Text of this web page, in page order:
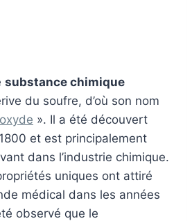
substance chimique
du soufre, d’où son nom
». Il a été découvert
et est principalement
dans l’industrie chimique.
uniques ont attiré
médical dans les années
observé que le